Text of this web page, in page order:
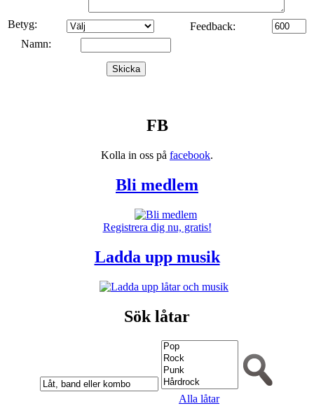
Betyg:
Feedback:
Namn:
Skicka
FB
Kolla in oss på facebook.
Bli medlem
Registrera dig nu, gratis!
Ladda upp musik
Sök låtar
Alla låtar